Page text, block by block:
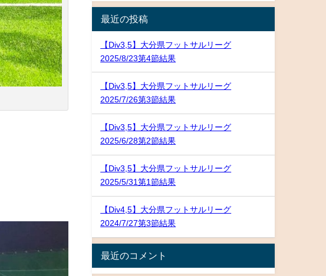
最近の投稿
【Div3,5】大分県フットサルリーグ
2025/8/23第4節結果
【Div3,5】大分県フットサルリーグ
2025/7/26第3節結果
【Div3,5】大分県フットサルリーグ
2025/6/28第2節結果
【Div3,5】大分県フットサルリーグ
2025/5/31第1節結果
【Div4,5】大分県フットサルリーグ
2024/7/27第3節結果
最近のコメント